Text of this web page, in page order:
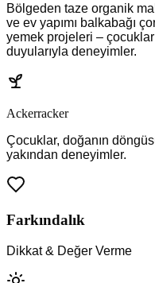
Bölgeden taze organik
ve ev yapımı balkabağı
yemek projeleri –
duyularıyla deneyimler.
Ackerracker
Çocuklar, doğanın
yakından deneyimler.
Farkındalık
Dikkat & Değer Verme